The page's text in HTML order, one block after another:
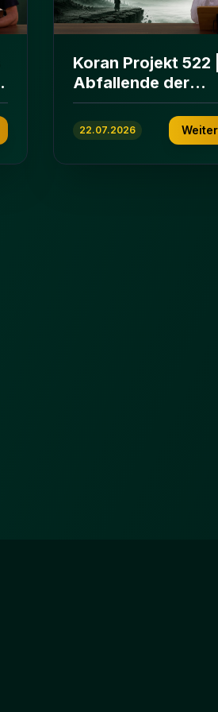
Koran Projekt 522 |
Abfallende der
islamischen
Gemeinschaft |
ʿImrān 86-102
22.07.2026